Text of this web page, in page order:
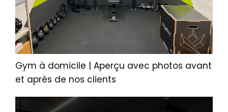
Gym à domicile | Aperçu avec photos avant
et après de nos clients